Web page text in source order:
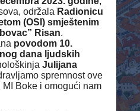
održala Radionicu
(OSI) smještenim
Risan.
povodom 10.
dana ljudskih
Julijana
spremnost ove
Boke i omogući nam